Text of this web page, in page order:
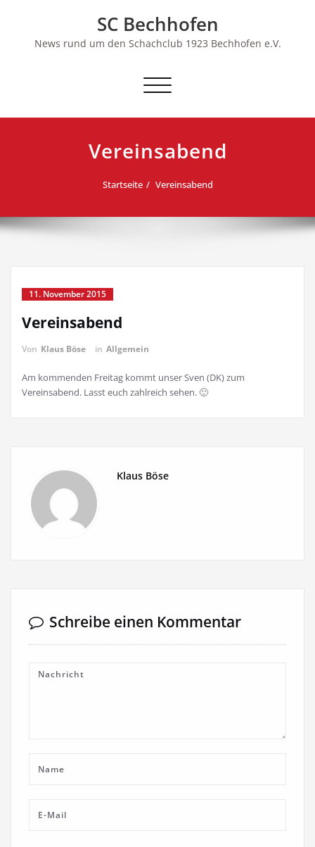
SC Bechhofen
News rund um den Schachclub 1923 Bechhofen e.V.
Schalte
Vereinsabend
Startseite Vereinsabend
11. November 2015
Vereinsabend
Von Klaus Böse in Allgemein
Am kommenden Freitag kommt unser Sven (DK) zum
Vereinsabend. Lasst euch zahlreich sehen. 🙂
Klaus Böse
Schreibe einen Kommentar